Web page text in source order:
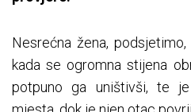
Nesrećna žena,
kada se ogromna stijena
potpuno ga uništivši, te